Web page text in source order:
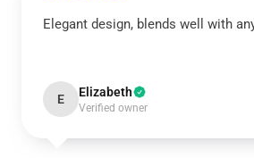
Elegant design, blends well with
E Elizabeth
Verified owner